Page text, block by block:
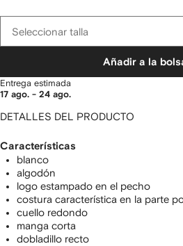
Seleccionar talla
Añadir a la
Entrega estimada
17 ago. - 24 ago.
DETALLES DEL PRODUCTO
Características
blanco
algodón
logo estampado en el pecho
costura característica en la parte
cuello redondo
manga corta
dobladillo recto